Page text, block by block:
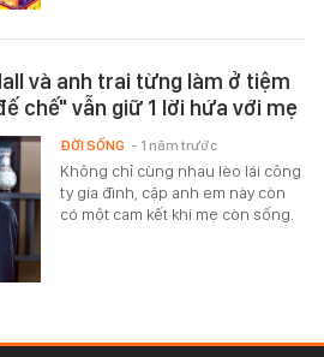
và anh trai từng làm ở tiệm
chế" vẫn giữ 1 lời hứa với mẹ
Không chỉ cùng nhau lèo lái công
ty gia đình, cặp anh em này còn
có một cam kết khi mẹ còn sống.
ĐỜI SỐNG - 1 năm trước